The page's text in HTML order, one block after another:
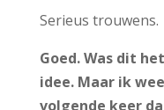
Serieus trouwens.
Goed. Was dit
idee. Maar ik
volgende keer